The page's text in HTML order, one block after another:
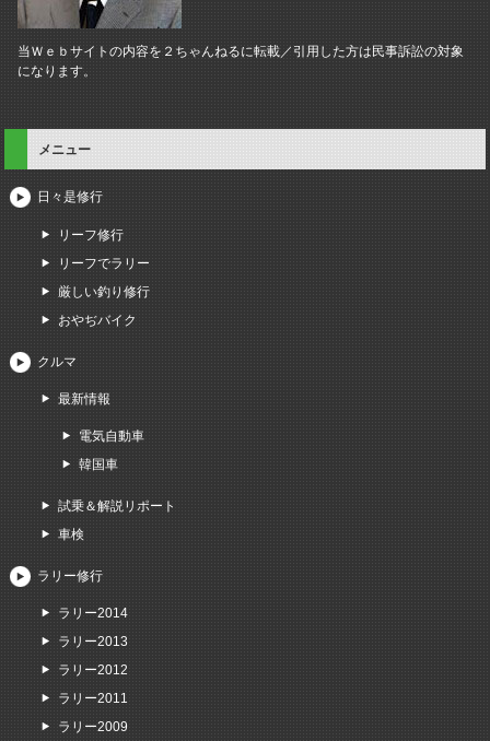
当Ｗｅｂサイトの内容を２ちゃんねるに転載／引用した方は民事訴訟の対象
になります。
メニュー
日々是修行
リーフ修行
リーフでラリー
厳しい釣り修行
おやぢバイク
クルマ
最新情報
電気自動車
韓国車
試乗＆解説リポート
車検
ラリー修行
ラリー2014
ラリー2013
ラリー2012
ラリー2011
ラリー2009